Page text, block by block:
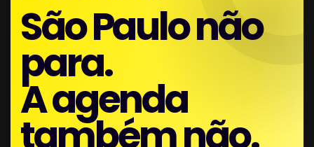
São Paulo não
para.
A agenda
também não.